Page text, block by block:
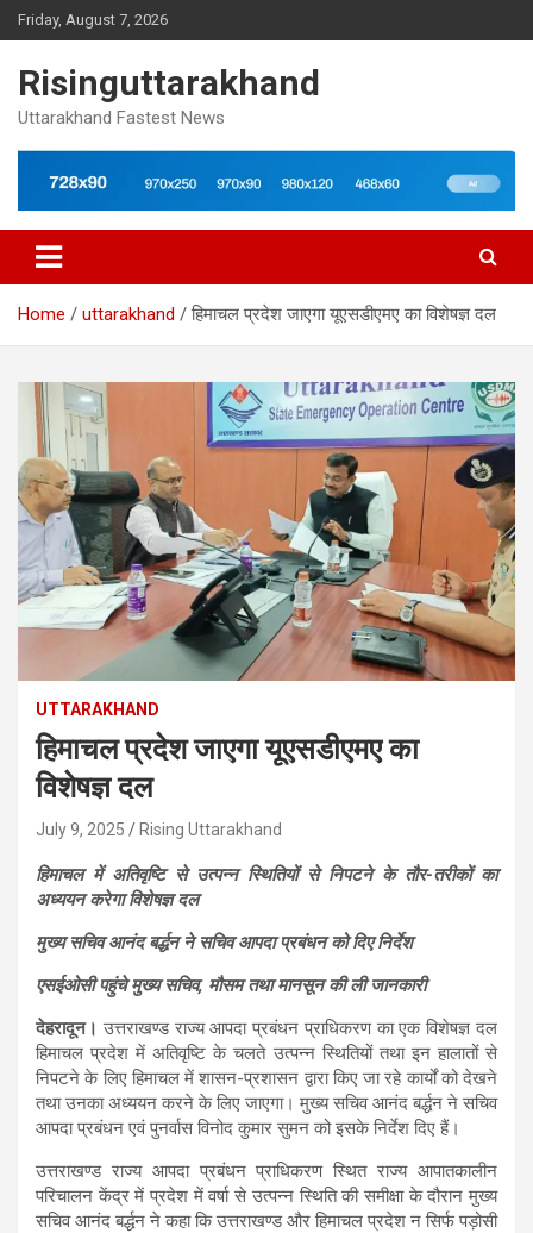
Skip
to
Friday, August 7, 2026
Risinguttarakhand
Uttarakhand Fastest News
Home uttarakhand हिमाचल प्रदेश जाएगा यूएसडीएमए का विशेषज्ञ दल
UTTARAKHAND
हिमाचल प्रदेश जाएगा यूएसडीएमए का
विशेषज्ञ दल
July 9, 2025 Rising Uttarakhand
हिमाचल में अतिवृष्टि से उत्पन्न स्थितियों से निपटने के तौर-तरीकों का
अध्ययन करेगा विशेषज्ञ दल
मुख्य सचिव आनंद बर्द्धन ने सचिव आपदा प्रबंधन को दिए निर्देश
एसईओसी पहुंचे मुख्य सचिव, मौसम तथा मानसून की ली जानकारी
देहरादून। उत्तराखण्ड राज्य आपदा प्रबंधन प्राधिकरण का एक विशेषज्ञ दल
हिमाचल प्रदेश में अतिवृष्टि के चलते उत्पन्न स्थितियों तथा इन हालातों से
निपटने के लिए हिमाचल में शासन-प्रशासन द्वारा किए जा रहे कार्यों को देखने
तथा उनका अध्ययन करने के लिए जाएगा। मुख्य सचिव आनंद बर्द्धन ने सचिव
आपदा प्रबंधन एवं पुनर्वास विनोद कुमार सुमन को इसके निर्देश दिए हैं।
उत्तराखण्ड राज्य आपदा प्रबंधन प्राधिकरण स्थित राज्य आपातकालीन
परिचालन केंद्र में प्रदेश में वर्षा से उत्पन्न स्थिति की समीक्षा के दौरान मुख्य
सचिव आनंद बर्द्धन ने कहा कि उत्तराखण्ड और हिमाचल प्रदेश न सिर्फ पड़ोसी